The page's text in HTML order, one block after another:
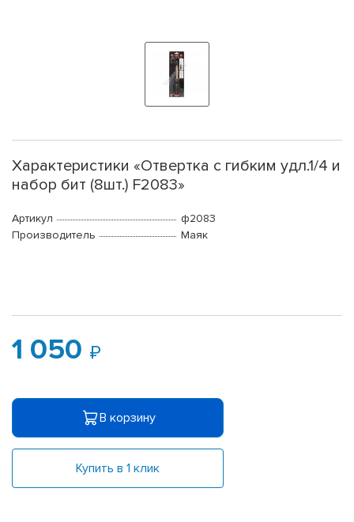
Характеристики «Отвертка с гибким удл.1/4 и
набор бит (8шт.) F2083»
Артикул
ф2083
Производитель
Маяк
1 050
В корзину
Купить в 1 клик